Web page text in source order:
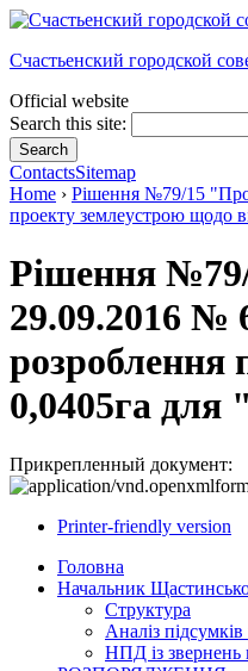
Счастьенский городской
Official website
Search this site:
ContactsSitemap
Home › Рішення №79/15 "Про
проекту землеустрою щодо
Рішення №79/
29.09.2016 №
розроблення
0,0405га для "
Прикрепленный документ:
Printer-friendly version
Головна
Начальник
Структура
Аналіз
НПД із звернень